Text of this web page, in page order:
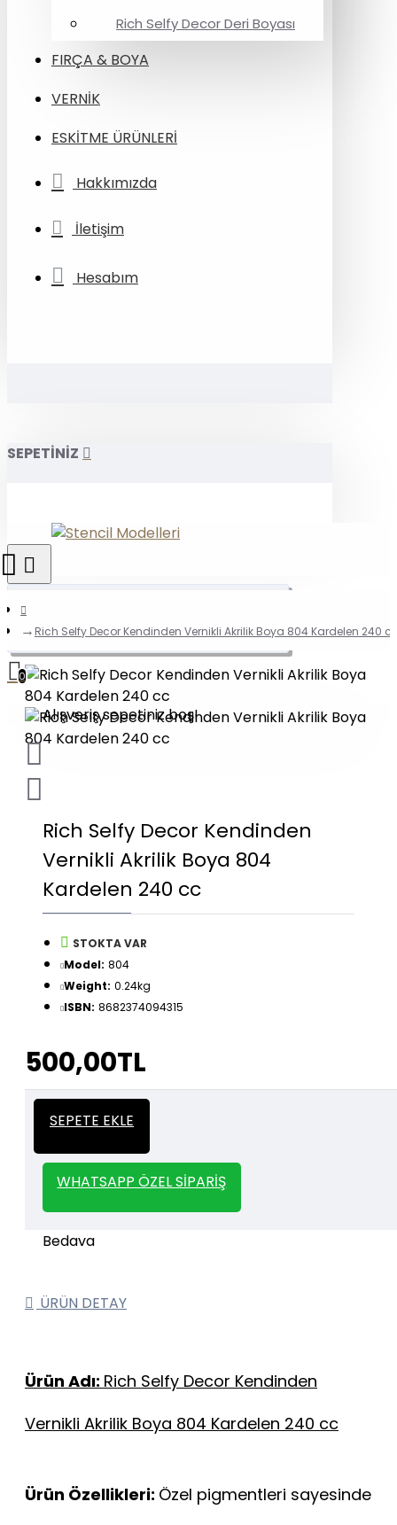
Rich Selfy Decor Deri Boyası
FIRÇA & BOYA
VERNİK
ESKİTME ÜRÜNLERİ
Hakkımızda
İletişim
Hesabım
SEPETİNİZ
0
Alışveriş sepetiniz boş!
Rich Selfy Decor Kendinden Vernikli Akrilik Boya 804 Kardelen 240
Rich Selfy Decor Kendinden
Vernikli Akrilik Boya 804
Kardelen 240 cc
STOKTA VAR
Model: 804
Weight: 0.24kg
ISBN: 8682374094315
500,00TL
SEPETE EKLE
WHATSAPP ÖZEL SIPARIŞ
Kalın
İtalyan Sıva ve Dekorasyon amaçlı
kullanılan kalın stencil siparişleriniz için
geçebilirsiniz.
ÜRÜN DETAY
Ürün Adı: Rich Selfy Decor Kendinden
Vernikli Akrilik Boya 804 Kardelen 240 cc
Ürün Özellikleri: Özel pigmentleri sayesinde